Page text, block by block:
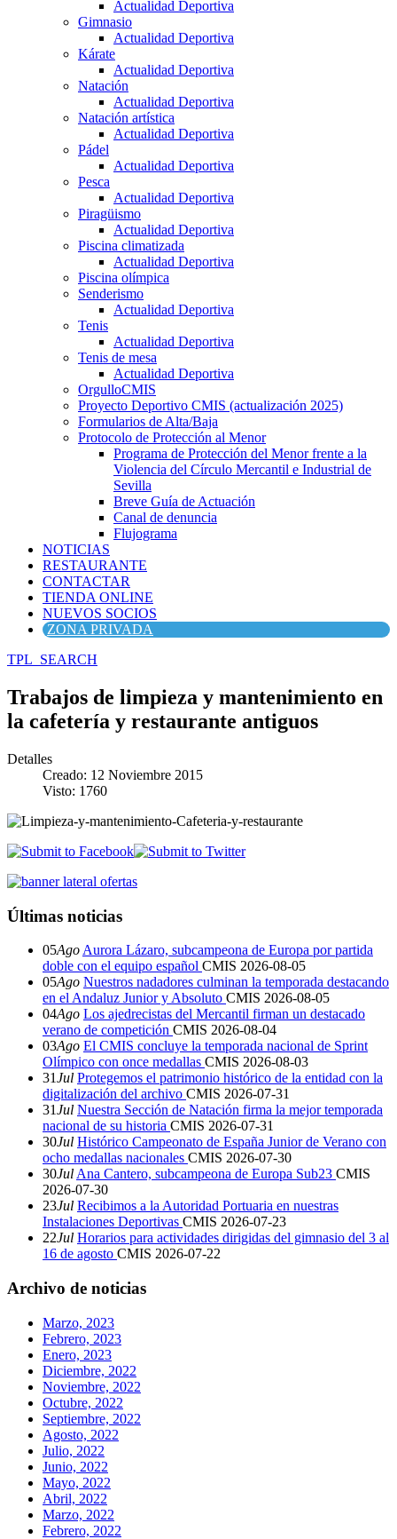
Actualidad Deportiva
Gimnasio
Actualidad Deportiva
Kárate
Actualidad Deportiva
Natación
Actualidad Deportiva
Natación artística
Actualidad Deportiva
Pádel
Actualidad Deportiva
Pesca
Actualidad Deportiva
Piragüismo
Actualidad Deportiva
Piscina climatizada
Actualidad Deportiva
Piscina olímpica
Senderismo
Actualidad Deportiva
Tenis
Actualidad Deportiva
Tenis de mesa
Actualidad Deportiva
OrgulloCMIS
Proyecto Deportivo CMIS (actualización 2025)
Formularios de Alta/Baja
Protocolo de Protección al Menor
Programa de Protección del Menor frente a la
Violencia del Círculo Mercantil e Industrial de
Sevilla
Breve Guía de Actuación
Canal de denuncia
Flujograma
NOTICIAS
RESTAURANTE
CONTACTAR
TIENDA ONLINE
NUEVOS SOCIOS
ZONA PRIVADA
TPL_SEARCH
Trabajos de limpieza y mantenimiento en
la cafetería y restaurante antiguos
Detalles
Creado: 12 Noviembre 2015
Visto: 1760
Últimas noticias
05Ago Aurora Lázaro, subcampeona de Europa por partida
doble con el equipo español CMIS 2026-08-05
05Ago Nuestros nadadores culminan la temporada destacando
en el Andaluz Junior y Absoluto CMIS 2026-08-05
04Ago Los ajedrecistas del Mercantil firman un destacado
verano de competición CMIS 2026-08-04
03Ago El CMIS concluye la temporada nacional de Sprint
Olímpico con once medallas CMIS 2026-08-03
31Jul Protegemos el patrimonio histórico de la entidad con la
digitalización del archivo CMIS 2026-07-31
31Jul Nuestra Sección de Natación firma la mejor temporada
nacional de su historia CMIS 2026-07-31
30Jul Histórico Campeonato de España Junior de Verano con
ocho medallas nacionales CMIS 2026-07-30
30Jul Ana Cantero, subcampeona de Europa Sub23 CMIS
2026-07-30
23Jul Recibimos a la Autoridad Portuaria en nuestras
Instalaciones Deportivas CMIS 2026-07-23
22Jul Horarios para actividades dirigidas del gimnasio del 3 al
16 de agosto CMIS 2026-07-22
Archivo de noticias
Marzo, 2023
Febrero, 2023
Enero, 2023
Diciembre, 2022
Noviembre, 2022
Octubre, 2022
Septiembre, 2022
Agosto, 2022
Julio, 2022
Junio, 2022
Mayo, 2022
Abril, 2022
Marzo, 2022
Febrero, 2022